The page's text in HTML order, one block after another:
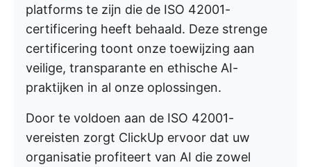
platforms te zijn die de ISO 42001-
certificering heeft behaald. Deze strenge
certificering toont onze toewijzing aan
veilige, transparante en ethische AI-
praktijken in al onze oplossingen.
Door te voldoen aan de ISO 42001-
vereisten zorgt ClickUp ervoor dat uw
organisatie profiteert van AI die zowel